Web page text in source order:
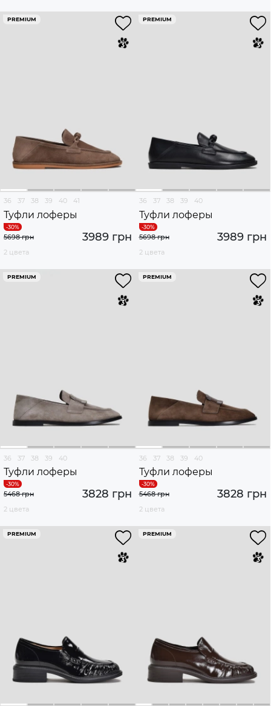
PREMIUM
36 37 38 39 40 41
Туфли лоферы
3989 грн
5698 грн
2 цвета
PREMIUM
36 37 38 39 40
Туфли лоферы
3989 грн
5698 грн
2 цвета
PREMIUM
36 37 38 39 40
Туфли лоферы
3828 грн
5468 грн
2 цвета
PREMIUM
36 37 38 39 40
Туфли лоферы
3828 грн
5468 грн
2 цвета
PREMIUM PREMIUM